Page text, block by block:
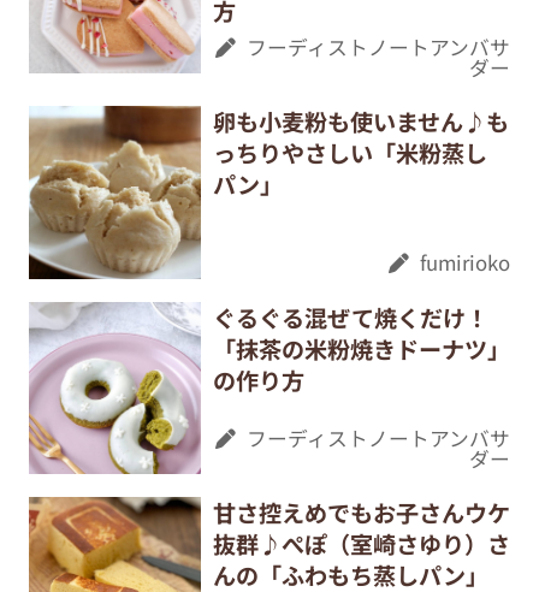
方
フーディストノートアンバサ
ダー
卵も小麦粉も使いません♪も
っちりやさしい「米粉蒸し
パン」
fumirioko
ぐるぐる混ぜて焼くだけ！
「抹茶の米粉焼きドーナツ」
の作り方
フーディストノートアンバサ
ダー
甘さ控えめでもお子さんウケ
抜群♪ぺぽ（室崎さゆり）さ
んの「ふわもち蒸しパン」